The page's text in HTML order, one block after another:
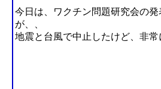
今日は、ワクチン問題研究会の
が、、
地震と台風で中止したけど、非常